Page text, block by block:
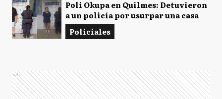
Poli Okupa en Quilmes: Detuvieron
a un policía por usurpar una casa
Policiales
Ads